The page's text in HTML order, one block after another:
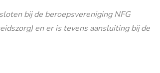
bij de beroepsvereniging NFG
en er is tevens aansluiting bij de